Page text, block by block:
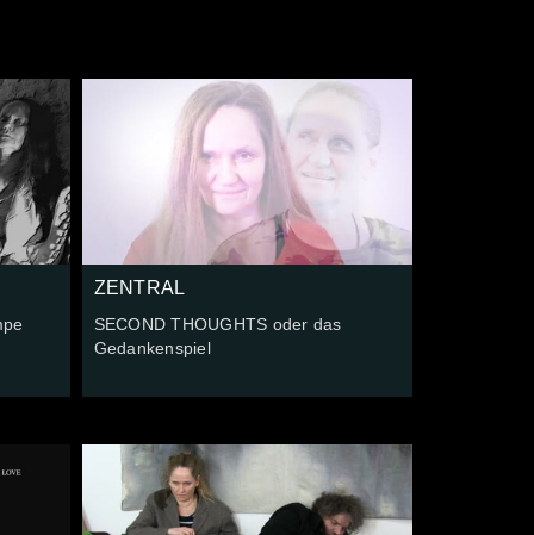
ZENTRAL
SECOND THOUGHTS oder das
Gedankenspiel